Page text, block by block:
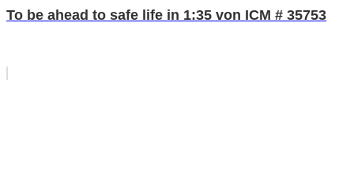
To be ahead to safe life in 1:35 von ICM # 35753